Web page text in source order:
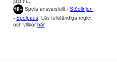
Spela ansvarsfullt - Stödlinjen
- Spelpaus. Läs fullständiga regler
och villkorhär